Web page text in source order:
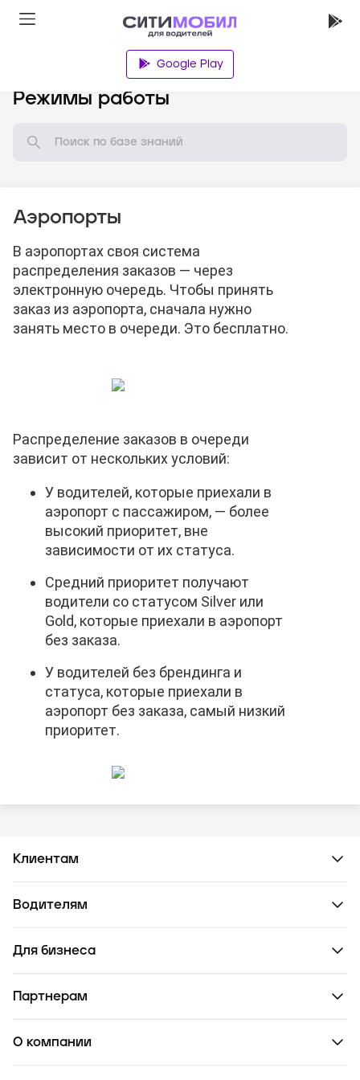
Google Play
Режимы работы
Аэропорты
В аэропортах своя система
распределения заказов — через
электронную очередь. Чтобы принять
заказ из аэропорта, сначала нужно
занять место в очереди. Это бесплатно.
Распределение заказов в очереди
зависит от нескольких условий:
У водителей, которые приехали в
аэропорт с пассажиром, — более
высокий приоритет, вне
зависимости от их статуса.
Средний приоритет получают
водители со статусом Silver или
Gold, которые приехали в аэропорт
без заказа.
У водителей без брендинга и
статуса, которые приехали в
аэропорт без заказа, самый низкий
приоритет.
Клиентам
Водителям
Для бизнеса
Партнерам
О компании